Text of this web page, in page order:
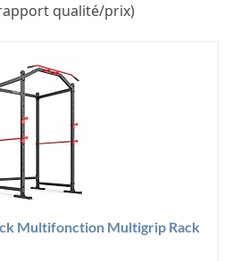
qualité/prix)
Multifonction Multigrip Rack